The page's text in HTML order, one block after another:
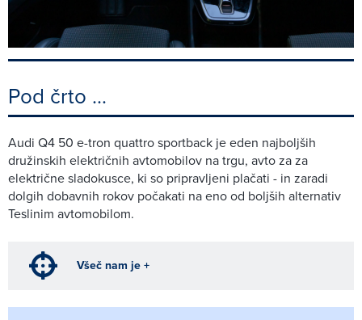
Pod črto ...
Audi Q4 50 e-tron quattro sportback je eden najboljših
družinskih električnih avtomobilov na trgu, avto za za
električne sladokusce, ki so pripravljeni plačati - in zaradi
dolgih dobavnih rokov počakati na eno od boljših alternativ
Teslinim avtomobilom.
Všeč nam je +